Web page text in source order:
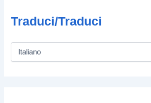
Traduci/Traduci